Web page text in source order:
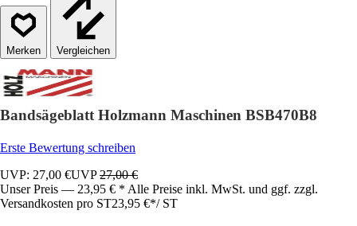
Vergleichen
Bandsägeblatt Holzmann Maschinen BSB470B8
Erste Bewertung schreiben
UVP: 27,00 €UVP27,00 €
Unser Preis — 23,95 € * Alle Preise inkl. MwSt. und ggf. zzgl.
Versandkosten pro ST23,95 €*/ ST